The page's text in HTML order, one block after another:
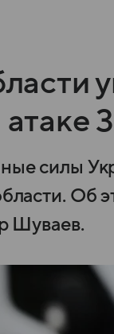
3
силы
Об
Шуваев.